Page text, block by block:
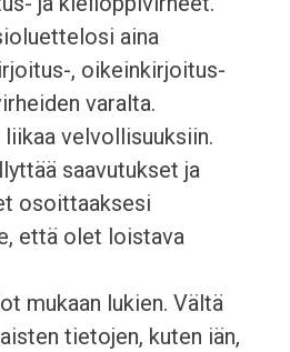
aina
, oikeinkirjoitus-
varalta.
velvollisuuksiin.
saavutukset ja
osoittaaksesi
että olet loistava
mukaan lukien. Vältä
tietojen, kuten iän,